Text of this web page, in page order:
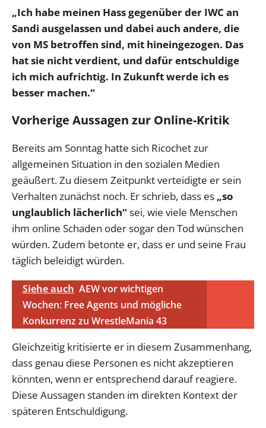
„Ich habe meinen Hass gegenüber der IWC an
Sandi ausgelassen und dabei auch andere, die
von MS betroffen sind, mit hineingezogen. Das
hat sie nicht verdient, und dafür entschuldige
ich mich aufrichtig. In Zukunft werde ich es
besser machen.“
Vorherige Aussagen zur Online-Kritik
Bereits am Sonntag hatte sich Ricochet zur
allgemeinen Situation in den sozialen Medien
geäußert. Zu diesem Zeitpunkt verteidigte er sein
Verhalten zunächst noch. Er schrieb, dass es „so
unglaublich lächerlich“sei, wie viele Menschen
ihm online Schaden oder sogar den Tod wünschen
würden. Zudem betonte er, dass er und seine Frau
täglich beleidigt würden.
Siehe auch AEW vor wichtigen
Wochen: Free Agents und mögliche
Konkurrenz zu WrestleMania 43
Gleichzeitig kritisierte er in diesem Zusammenhang,
dass genau diese Personen es nicht akzeptieren
könnten, wenn er entsprechend darauf reagiere.
Diese Aussagen standen im direkten Kontext der
späteren Entschuldigung.